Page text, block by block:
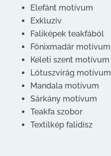
Elefánt motívum
Exkluzív
Faliképek teakfából
Főnixmadár motívum
Keleti szent motívum
Lótuszvirág motívum
Mandala motívum
Sárkány motívum
Teakfa szobor
Textilkép falidísz